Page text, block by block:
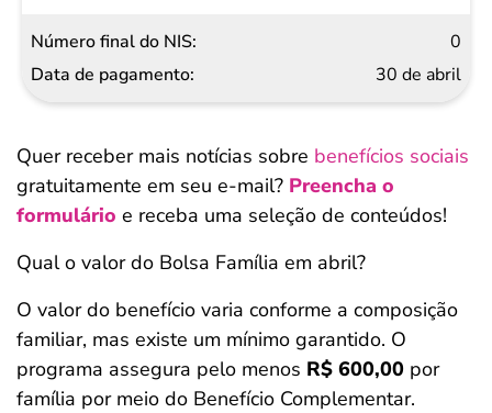
0
30 de abril
Quer receber mais notícias sobre benefícios sociais
gratuitamente em seu e-mail? Preencha o
formulário e receba uma seleção de conteúdos!
Qual o valor do Bolsa Família em abril?
O valor do benefício varia conforme a composição
familiar, mas existe um mínimo garantido. O
programa assegura pelo menos R$ 600,00 por
família por meio do Benefício Complementar.